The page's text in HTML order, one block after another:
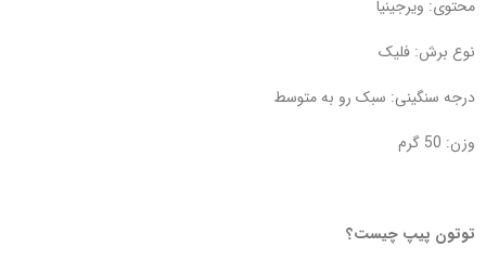
محتوی: ویرجینیا
نوع برش: فلیک
درجه سنگینی: سبک رو به متوسط
وزن: 50 گرم
توتون پیپ چیست؟